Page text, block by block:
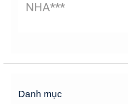
NHA***
Danh mục